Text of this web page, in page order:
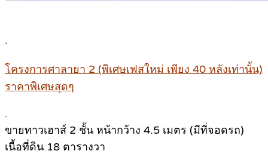
.
โครงการศาลายา 2 (พิเศษเฟสใหม่ เพียง 40 หลังเท่านั้น)
ราคาพิเศษสุดๆ
.
ขายทาวเฮาส์ 2 ชั้น หน้ากว้าง 4.5 เมตร (มีที่จอดรถ)
เนื้อที่ดิน 18 ตารางวา